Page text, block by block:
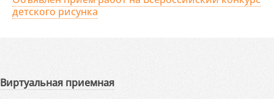
детского рисунка
Виртуальная приемная